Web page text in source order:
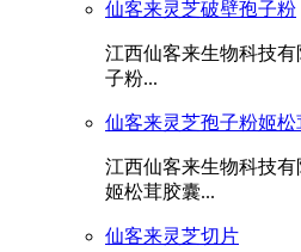
仙客来灵芝破壁孢子粉
江西仙客来生物科技
子粉...
仙客来灵芝孢子粉姬松
江西仙客来生物科技
姬松茸胶囊...
仙客来灵芝切片